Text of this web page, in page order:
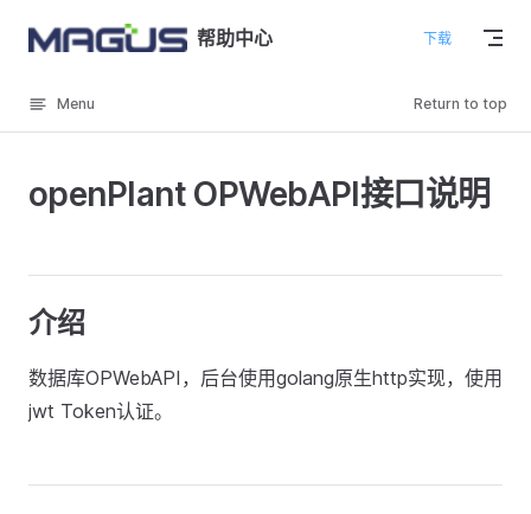
Skip to content 帮助中心 下载
Menu Return to top
openPlant OPWebAPI接口说明
介绍
数据库OPWebAPI，后台使用golang原生http实现，使用
jwt Token认证。